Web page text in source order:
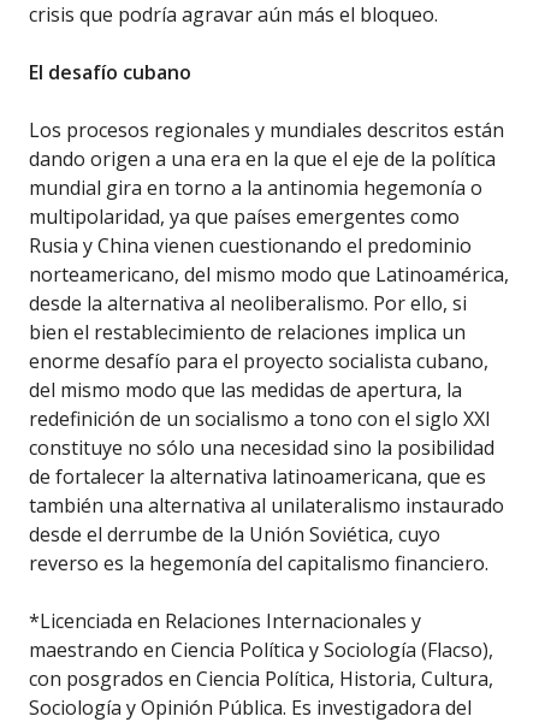
crisis que podría agravar aún más el bloqueo.
El desafío cubano
Los procesos regionales y mundiales descritos están
dando origen a una era en la que el eje de la política
mundial gira en torno a la antinomia hegemonía o
multipolaridad, ya que países emergentes como
Rusia y China vienen cuestionando el predominio
norteamericano, del mismo modo que Latinoamérica,
desde la alternativa al neoliberalismo. Por ello, si
bien el restablecimiento de relaciones implica un
enorme desafío para el proyecto socialista cubano,
del mismo modo que las medidas de apertura, la
redefinición de un socialismo a tono con el siglo XXI
constituye no sólo una necesidad sino la posibilidad
de fortalecer la alternativa latinoamericana, que es
también una alternativa al unilateralismo instaurado
desde el derrumbe de la Unión Soviética, cuyo
reverso es la hegemonía del capitalismo financiero.
*Licenciada en Relaciones Internacionales y
maestrando en Ciencia Política y Sociología (Flacso),
con posgrados en Ciencia Política, Historia, Cultura,
Sociología y Opinión Pública. Es investigadora del